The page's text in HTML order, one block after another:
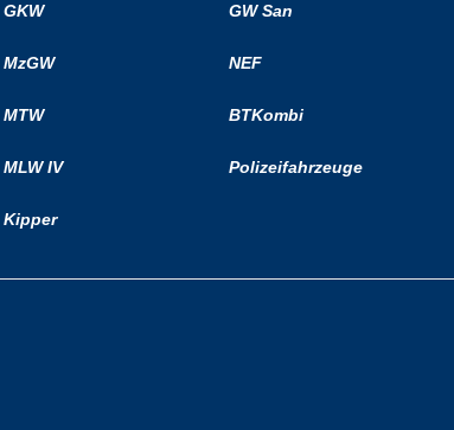
GKW
MzGW
MTW
MLW IV
Kipper
GW San
NEF
BTKombi
Polizeifahrzeuge